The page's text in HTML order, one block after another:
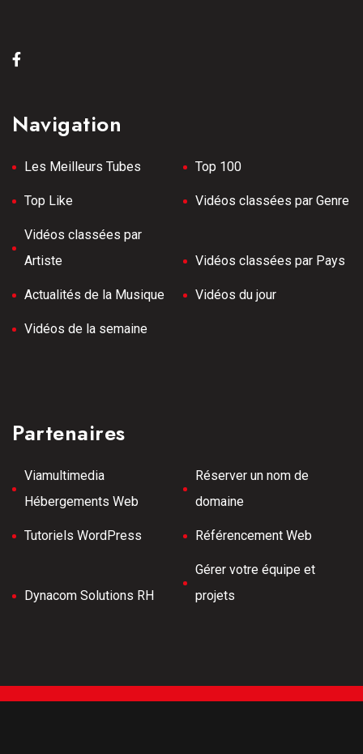
Navigation
Les Meilleurs Tubes Top 100
Top Like Vidéos classées par Genre
Vidéos classées par
Artiste
Vidéos classées par Pays
Actualités de la Musique Vidéos du jour
Vidéos de la semaine
Partenaires
Viamultimedia
Hébergements Web
Réserver un nom de
domaine
Tutoriels WordPress Référencement Web
Dynacom Solutions RH
Gérer votre équipe et
projets